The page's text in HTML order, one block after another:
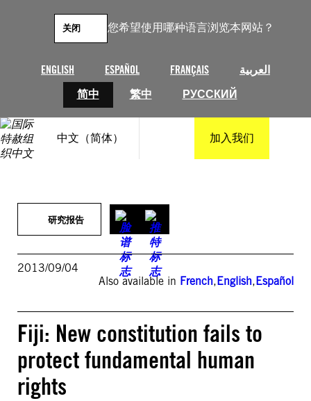
您希望使用哪种语言浏览本网站？
ENGLISH ESPAÑOL FRANÇAIS
العربية
简中
繁中 РУССКИЙ
关闭
中文（简体） 加入我们
研究报告
2013/09/04
Also available in French,English,Español
Fiji: New constitution fails to
protect fundamental human
rights